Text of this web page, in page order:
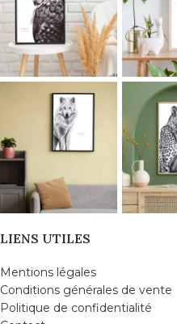
LIENS UTILES
Mentions légales
Conditions générales de vente
Politique de confidentialité